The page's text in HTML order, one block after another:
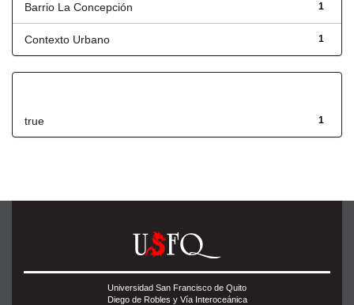
1
Barrio La Concepción
1
Contexto Urbano
1
true
Universidad San Francisco de Quito
Diego de Robles y Vía Interoceánica